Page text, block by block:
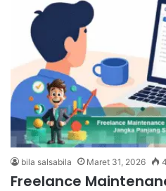
bila salsabila Maret 31, 2026 4
Freelance